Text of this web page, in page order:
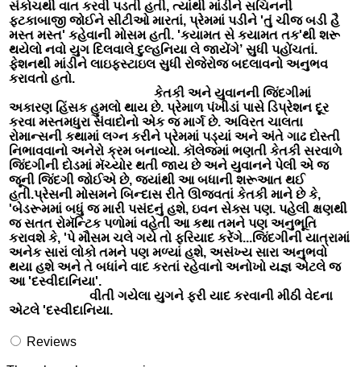
સંકોચથી વાત કરવી પડતી હતી, ત્યાંથી માંડીને સચિનની
ફટકાબાજી જોઈને સીટીઓ મારતાં, પ્રેમમાં પડીને 'તું ચીજ બડી હૈ
મસ્ત મસ્ત' કહેવાની મોસમ હતી. 'કયામત સે કયામત તક'થી શરૂ
થયેલો નવો યુગ દિલવાલે દુલ્હનિયા લે જાયેંગે’ સુધી પહોંચતાં.
ફેશનથી માંડીને લાઇફસ્ટાઇલ સુધી રોજેરોજ બદલાવનો અનુભવ
કરાવતો હતો.
કેતકી અને યુવાનની જિંદગીમાં
અકારણ હિંસક હુમલો થાય છે. પ્રેમાળ પંખીડાં પાસે ડિપ્રેશન દૂર
કરવા મસ્તમધુરા સંવાદોનો એક જ માર્ગ છે. અવિરત ચાલતા
રોમાન્સની કથામાં લગ્ન કરીને પ્રેમમાં પડ્યાં અને અંતે ગાઢ દોસ્તી
નિભાવવાનો અનેરો ક્રમ બનાવ્યો. કૉલેજમાં ભણતી કેતકી સરવાળે
જિંદગીની દોડમાં મૅચ્યોર થતી જાય છે અને યુવાનને પેલી એ જ
જૂની જિંદગી જોઈએ છે, જ્યાંથી આ બધાની શરૂઆત થઈ
હતી.પ્રેસની મોસમને બિન્દાસ રીતે ઊજવતાં કેતકી માને છે કે,
'બેડરૂમમાં બધું જ મારી પસંદનું હશે, ઇવન સેક્સ પણ. પહેલી ક્ષણથી
જ સતત રોમૅન્ટિક પળોમાં વહેતી આ કથા તમને પણ અનુભૂતિ
કરાવશે કે, 'પે મૌસમ ચલે ગયે તો ફરિયાદ કરેંગે...જિંદગીની યાત્રામાં
અનેક સારાં લોકો તમને પણ મળ્યાં હશે, અસંખ્ય સારા અનુભવો
થયા હશે અને તે બધાંને વાદ કરતાં રહેવાનો અનોખો યજ્ઞ એટલે જ
આ 'દસ્વીદાનિયા'.
વીતી ગયેલા યુગને ફરી યાદ કરવાની મીઠી વેદના
એટલે 'દસ્વીદાનિયા.
Reviews